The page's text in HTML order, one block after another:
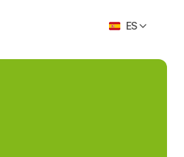
Select Language
ES